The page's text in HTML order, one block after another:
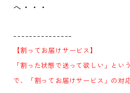
へ・・・
---------------
【割ってお届けサービス】
「割った状態で送って欲しい」とい
で、「割ってお届けサービス」の対